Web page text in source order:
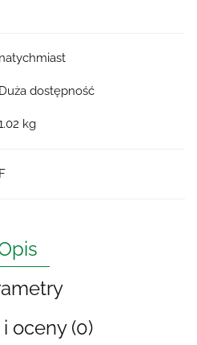
natychmiast
Duża dostępność
kg
oceny (0)